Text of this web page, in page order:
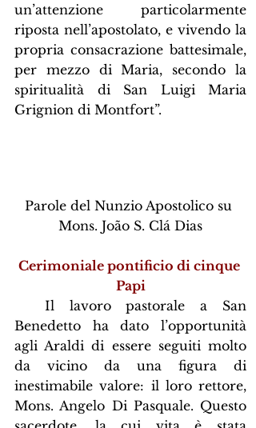
un’attenzione particolarmente
riposta nell’apostolato, e vivendo la
propria consacrazione battesimale,
per mezzo di Maria, secondo la
spiritualità di San Luigi Maria
Grignion di Montfort”.
Parole del Nunzio Apostolico su
Mons. João S. Clá Dias
Cerimoniale pontificio di cinque
Papi
Il lavoro pastorale a San
Benedetto ha dato l’opportunità
agli Araldi di essere seguiti molto
da vicino da una figura di
inestimabile valore: il loro rettore,
Mons. Angelo Di Pasquale. Questo